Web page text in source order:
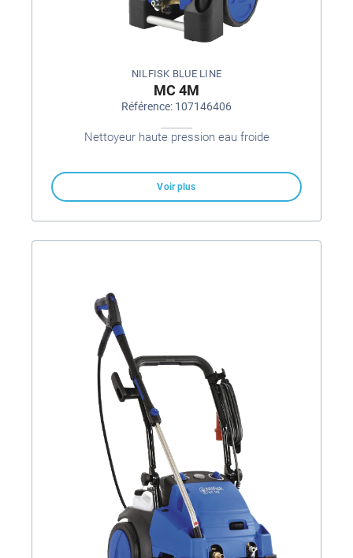
NILFISK BLUE LINE
MC 4M
Référence: 107146406
Nettoyeur haute pression eau froide
Voir plus